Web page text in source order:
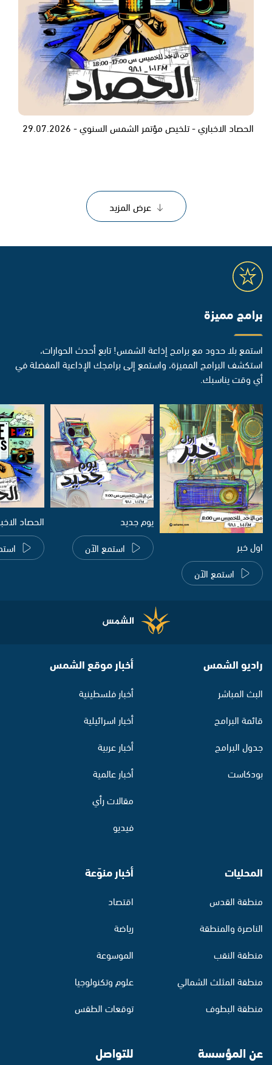
الحصاد الاخباري - تلخيص مؤتمر الشمس السنوي - 29.07.2026
عرض المزيد
برامج مميزة
استمع بلا حدود مع برامج إذاعة الشمس! تابع أحدث الحوارات،
استكشف البرامج المميزة، واستمع إلى برامجك الإذاعية المفضلة في
أي وقت يناسبك.
اول خبر
استمع الآن
يوم جديد
استمع الآن
الحصاد
راديو الشمس
البث المباشر
قائمة البرامج
جدول البرامج
بودكاست
أخبار موقع الشمس
أخبار فلسطينية
أخبار اسرائيلية
أخبار عربية
أخبار عالمية
مقالات رأي
فيديو
المحليات
منطقة القدس
الناصرة والمنطقة
منطقة النقب
منطقة المثلث الشمالي
منطقة البطوف
أخبار منوّعة
اقتصاد
رياضة
الموسوعة
علوم وتكنولوجيا
توقعات الطقس
عن المؤسسة للتواصل